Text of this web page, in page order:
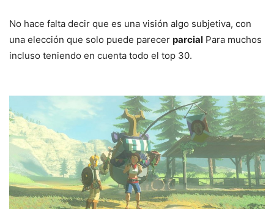
No hace falta decir que es una visión algo subjetiva, con
una elección que solo puede parecer parcial Para muchos
incluso teniendo en cuenta todo el top 30.